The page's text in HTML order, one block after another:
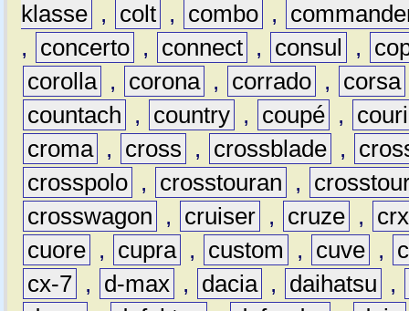
klasse , colt , combo ,
,
concerto , connect , consul ,
corolla , corona , corrado , corsa
countach
, country , coupé ,
croma , cross , crossblade ,
crosspolo , crosstouran ,
crosswagon
, cruiser , cruze ,
crx
cuore , cupra , custom , cuve ,
cx-7 , d-max , dacia , daihatsu
,